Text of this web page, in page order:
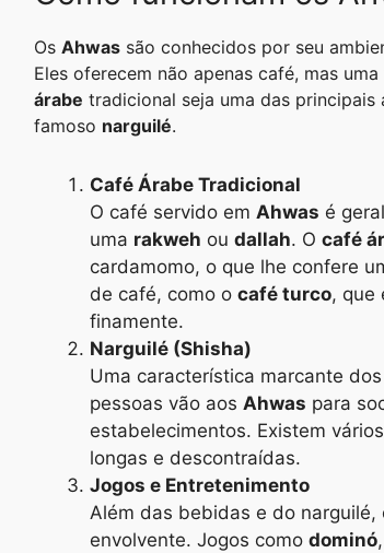
Os Ahwas são conhecidos por seu
Eles oferecem não apenas café, mas
árabe tradicional seja uma das
famoso narguilé.
Café Árabe Tradicional
O café servido em Ahwas é
uma rakweh ou dallah. O café
cardamomo, o que lhe confere
de café, como o café turco, que
finamente.
Narguilé (Shisha)
Uma característica marcante dos
pessoas vão aos Ahwas para
estabelecimentos. Existem
longas e descontraídas.
Jogos e Entretenimento
Além das bebidas e do narguilé,
envolvente. Jogos como dominó,